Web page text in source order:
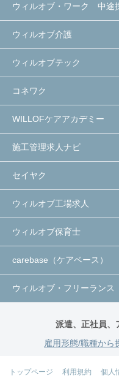
ウィルオブ・ワーク 中途
ウィルオブ介護
ウィルオブテック
コネワク
WILLOFケアアカデミー
施工管理求人ナビ
セイヤク
ウィルオブ工場求人
ウィルオブ保育士
carebase（ケアベース）
ウィルオブ・フリーランス
派遣、正社員、
雇用形態/職種から
トップページ 利用規約 個人